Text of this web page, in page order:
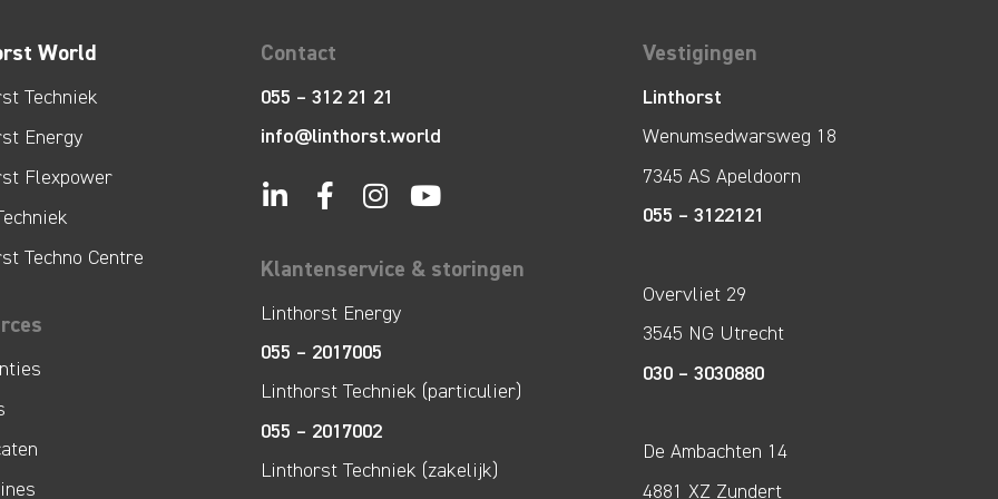
World
Techniek
Energy
Flexpower
Techno Centre
Contact
055 – 312 21 21
info@linthorst.world
Klantenservice & storingen
Linthorst Energy
055 – 2017005
Linthorst Techniek (particulier)
055 – 2017002
Linthorst Techniek (zakelijk)
Vestigingen
Linthorst
Wenumsedwarsweg 18
7345 AS Apeldoorn
055 – 3122121
Overvliet 29
3545 NG Utrecht
030 – 3030880
De Ambachten 14
4881 XZ Zundert